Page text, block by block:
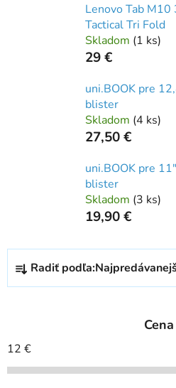
Lenovo Tab
Tactical Tri Fold
Skladom (1 ks)
29 €
uni.BOOK pre
blister
Skladom (4 ks)
27,50 €
uni.BOOK pre
blister
Skladom (3 ks)
19,90 €
R
d
i
e
Radiť podľa:
Cena
12 €